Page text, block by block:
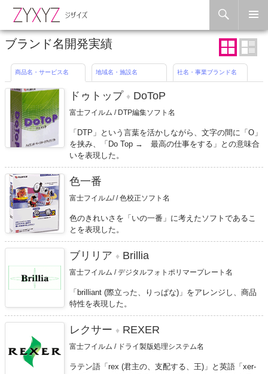
ブランド名開発実績
商品名・サービス名 地域名・施設名 社名・事業ブランド名
ドゥトップ ♦ DoToP
富士フイルム / DTP編集ソフト名
「DTP」という言葉を活かしながら、文字の間に「O」
を挟み、「Do Top → 最高の仕事をする」との意味合
いを表現した。
色一番
富士フイルム/ / 色校正ソフト名
色のきれいさを「いの一番」に考えたソフトであるこ
とを表現した。
ブリリア ♦ Brillia
富士フイルム / デジタルフォトポリマープレート名
「brilliant (際立った、りっぱな)」をアレンジし、商品
特性を表現した。
レクサー ♦ REXER
富士フイルム / ドライ製版処理システム名
ラテン語「rex (君主の、支配する、王)」と英語「xer-